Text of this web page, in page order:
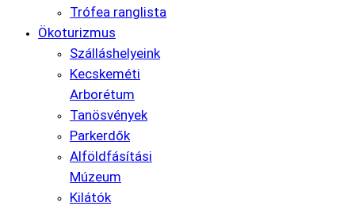
Trófea ranglista
Ökoturizmus
Szálláshelyeink
Kecskeméti
Arborétum
Tanösvények
Parkerdők
Alföldfásítási
Múzeum
Kilátók